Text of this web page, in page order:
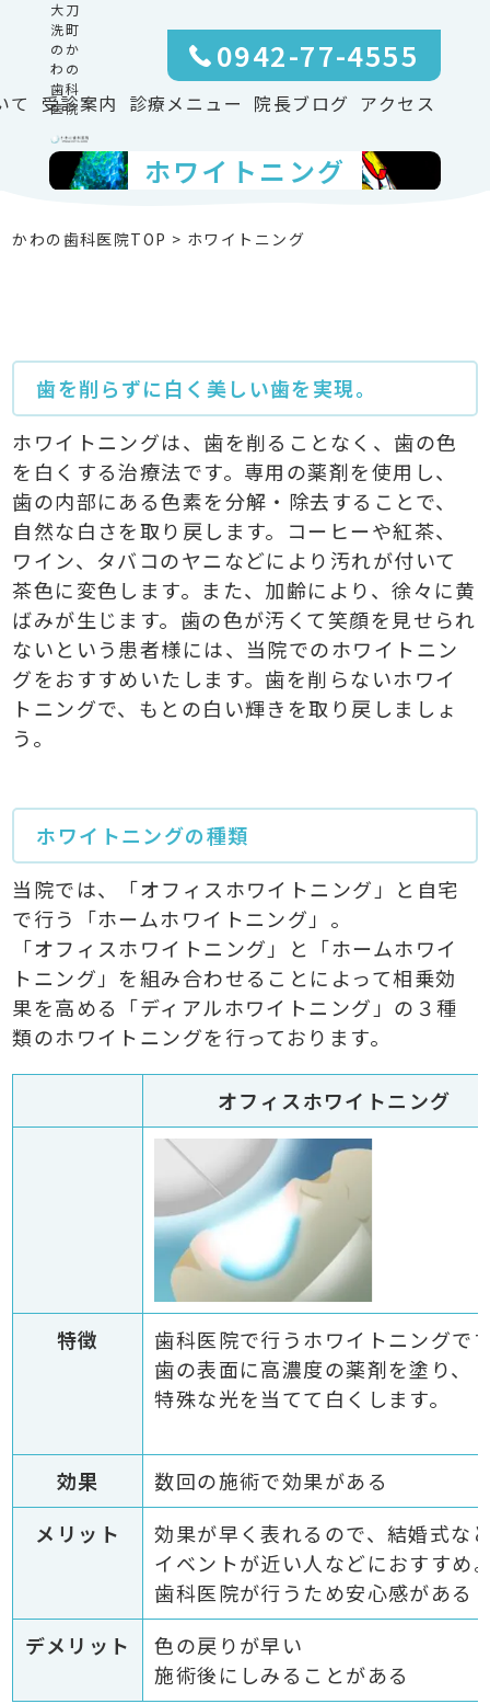
大刀
洗町
のか
わの
歯科
医院
0942-77-4555
て 受診案内 診療メニュー 院長ブログ アクセス
ホワイトニング
かわの歯科医院TOP > ホワイトニング
歯を削らずに白く美しい歯を実現。
ホワイトニングは、歯を削ることなく、歯の色
を白くする治療法です。専用の薬剤を使用し、
歯の内部にある色素を分解・除去することで、
自然な白さを取り戻します。コーヒーや紅茶、
ワイン、タバコのヤニなどにより汚れが付いて
茶色に変色します。また、加齢により、徐々に黄
ばみが生じます。歯の色が汚くて笑顔を見せられ
ないという患者様には、当院でのホワイトニン
グをおすすめいたします。歯を削らないホワイ
トニングで、もとの白い輝きを取り戻しましょ
う。
ホワイトニングの種類
当院では、「オフィスホワイトニング」と自宅
で行う「ホームホワイトニング」。
「オフィスホワイトニング」と「ホームホワイ
トニング」を組み合わせることによって相乗効
果を高める「ディアルホワイトニング」の３種
類のホワイトニングを行っております。
オフィスホワイトニング
特徴
歯科医院で行うホワイトニングで
歯の表面に高濃度の薬剤を塗り、
特殊な光を当てて白くします。
効果
数回の施術で効果がある
メリット
効果が早く表れるので、結婚式な
イベントが近い人などにおすすめ
歯科医院が行うため安心感がある
デメリット
色の戻りが早い
施術後にしみることがある